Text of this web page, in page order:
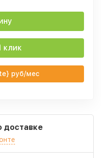
клик
руб/мес
доставке